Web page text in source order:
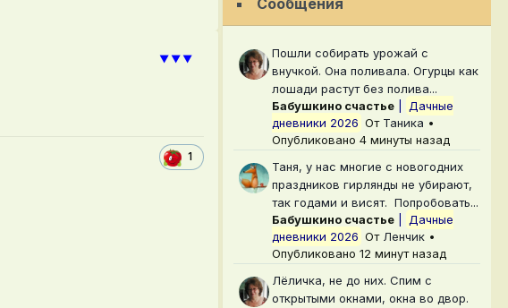
⯆⯆⯆
1
Сообщения
Пошли собирать урожай с
внучкой. Она поливала. Огурцы как
лошади растут без полива...
Бабушкино счастье
Дачные
дневники 2026 От Таника •
Опубликовано4 минуты назад
Таня, у нас многие с новогодних
праздников гирлянды не убирают,
так годами и висят. Попробовать...
Бабушкино счастье
Дачные
дневники 2026 От Ленчик •
Опубликовано12 минут назад
Лёличка, не до них. Спим с
открытыми окнами, окна во двор.